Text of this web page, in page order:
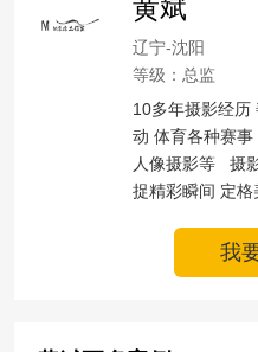
黄斌
辽宁-沈阳
等级：总监
10多年摄影经历
动 体育各种赛
人像摄影等   摄
捉精彩瞬间 定
我